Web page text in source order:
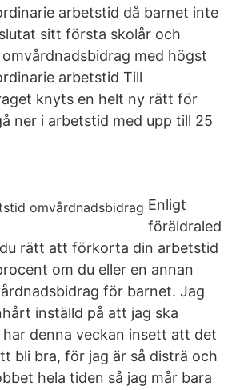
arbetstid då barnet inte
sitt första skolår och
med högst
arbetstid Till
knyts en helt ny rätt för
ner i arbetstid med upp till 25
Enligt
föräldraled
rätt att förkorta din arbetstid
om du eller en annan
för barnet. Jag
inställd på att jag ska
denna veckan insett att det
bli bra, för jag är så disträ och
hela tiden så jag mår bara